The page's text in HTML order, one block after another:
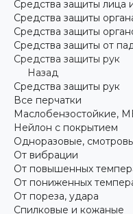
Средства защиты лица
Средства защиты
Средства защиты
Средства защиты от
Средства защиты рук
Назад
Средства защиты рук
Все перчатки
Маслобензостойкие,
Нейлон с покрытием
Одноразовые,
От вибрации
От повышенных
От пониженных
От пореза, удара
Спилковые и кожаные